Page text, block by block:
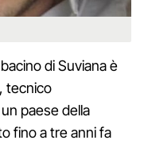
di Suviana è
, tecnico
paese della
fino a tre anni fa